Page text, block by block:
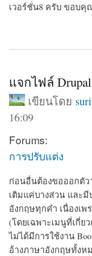
เวอร์ชั่น8 ครับ ขอบคุ
about ขอโมดูลกำ
แจกไฟล์
เขียนโดย
16:09
Forums:
การปรับแต่ง
ก่อนอื่นต้องขอออกตัว
เติมแค่บางส่วน และ
อังกฤษทุกคำ เนื่องเพ
(โดยเฉพาะเมนูที่เกี่ย
ไม่ได้มีการใช้งาน
อ้างภาษาอังกฤษทั้งห